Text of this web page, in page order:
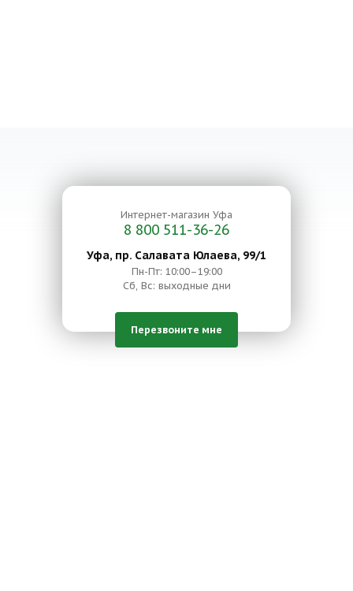
Интернет-магазин Уфа
8 800 511-36-26
Уфа, пр. Салавата Юлаева, 99/1
Пн-Пт: 10:00–19:00
Сб, Вс: выходные дни
Перезвоните мне